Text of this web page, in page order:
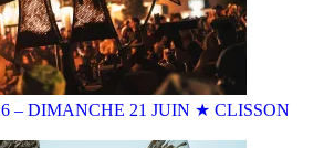
– DIMANCHE 21 JUIN ★ CLISSON